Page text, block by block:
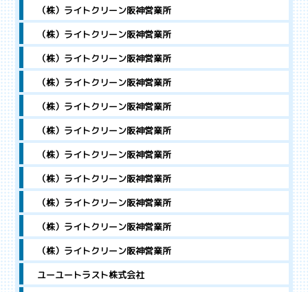
（株）ライトクリーン阪神営業所
（株）ライトクリーン阪神営業所
（株）ライトクリーン阪神営業所
（株）ライトクリーン阪神営業所
（株）ライトクリーン阪神営業所
（株）ライトクリーン阪神営業所
（株）ライトクリーン阪神営業所
（株）ライトクリーン阪神営業所
（株）ライトクリーン阪神営業所
（株）ライトクリーン阪神営業所
（株）ライトクリーン阪神営業所
ユーユートラスト株式会社